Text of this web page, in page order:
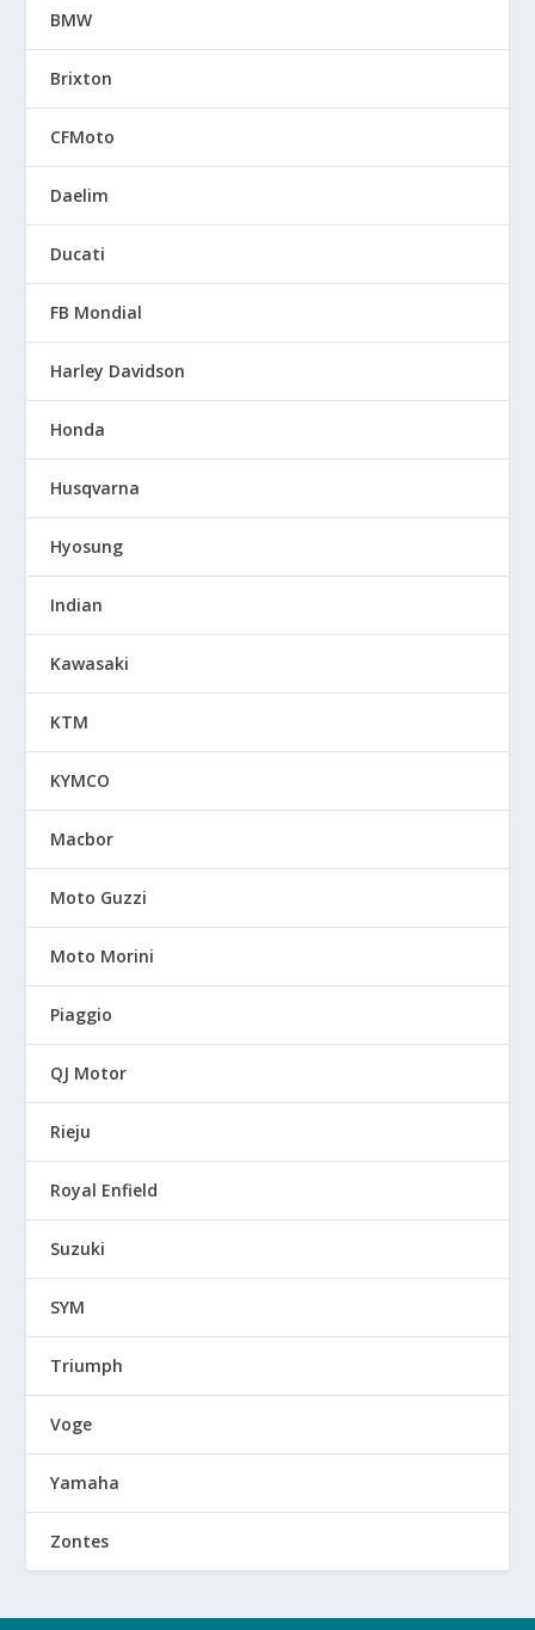
BMW
Brixton
CFMoto
Daelim
Ducati
FB Mondial
Harley Davidson
Honda
Husqvarna
Hyosung
Indian
Kawasaki
KTM
KYMCO
Macbor
Moto Guzzi
Moto Morini
Piaggio
QJ Motor
Rieju
Royal Enfield
Suzuki
SYM
Triumph
Voge
Yamaha
Zontes